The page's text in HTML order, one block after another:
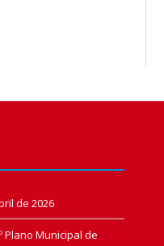
de 2026
Plano Municipal de